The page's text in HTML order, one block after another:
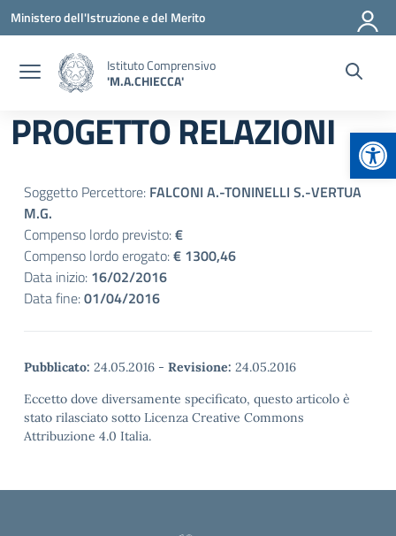
Vai ai contenuti
Vai al menu di navigazione
Vai al footer
Ministero dell'Istruzione e del Merito
Istituto Comprensivo
'M.A.CHIECCA'
PROGETTO RELAZIONI
Soggetto Percettore: FALCONI A.-TONINELLI S.-VERTUA
M.G.
Compenso lordo previsto:€
Compenso lordo erogato:€ 1300,46
Data inizio: 16/02/2016
Data fine:01/04/2016
Pubblicato: 24.05.2016 - Revisione: 24.05.2016
Eccetto dove diversamente specificato, questo articolo è
stato rilasciato sotto Licenza Creative Commons
Attribuzione 4.0 Italia.